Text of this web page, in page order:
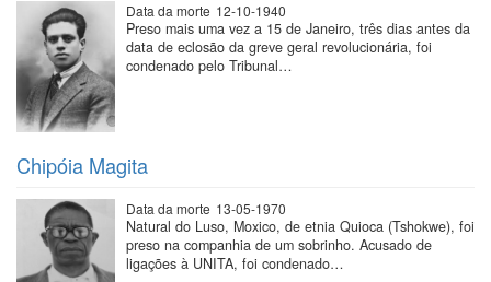
Data da morte 12-10-1940
Preso mais uma vez a 15 de Janeiro, três dias antes da
data de eclosão da greve geral revolucionária, foi
condenado pelo Tribunal…
Chipóia Magita
Data da morte 13-05-1970
Natural do Luso, Moxico, de etnia Quioca (Tshokwe), foi
preso na companhia de um sobrinho. Acusado de
ligações à UNITA, foi condenado…